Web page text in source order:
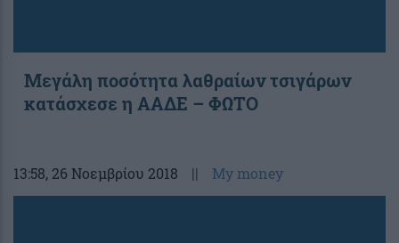
Μεγάλη ποσότητα λαθραίων τσιγάρων
κατάσχεσε η ΑΑΔΕ – ΦΩΤΟ
13:58, 26 Νοεμβρίου 2018 || My money